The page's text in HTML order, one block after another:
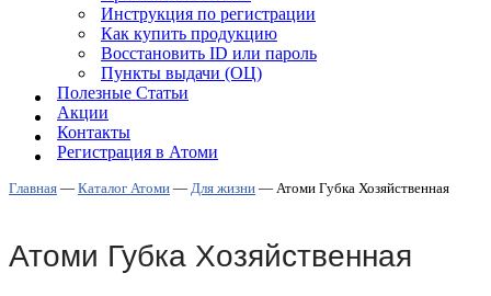
Инструкция по регистрации
Как купить продукцию
Восстановить ID или пароль
Пункты выдачи (ОЦ)
Полезные Статьи
Акции
Контакты
Регистрация в Атоми
Главная — Каталог Атоми — Для жизни — Атоми Губка Хозяйственная
Атоми Губка Хозяйственная